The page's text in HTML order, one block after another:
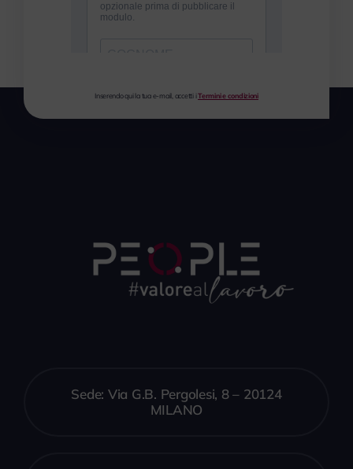
Inserendo qui la tua e-mail, accetti iTermini e condizioni
Sede: Via G.B. Pergolesi, 8 – 20124
MILANO